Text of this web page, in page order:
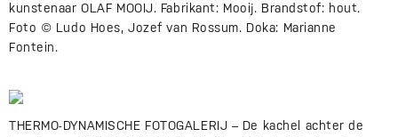
kunstenaar OLAF MOOIJ. Fabrikant: Mooij. Brandstof: hout.
Foto © Ludo Hoes, Jozef van Rossum. Doka: Marianne
Fontein.
THERMO-DYNAMISCHE FOTOGALERIJ – De kachel achter de